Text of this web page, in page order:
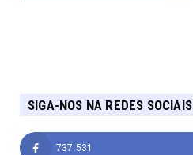
SIGA-NOS NA REDES SOCIAIS
737.531